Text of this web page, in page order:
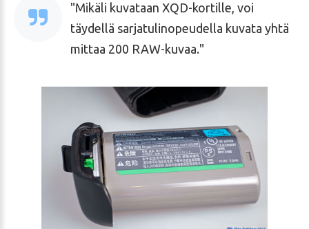
Mikäli kuvataan XQD-kortille, voi
täydellä sarjatulinopeudella kuvata yhtä
mittaa 200 RAW-kuvaa.